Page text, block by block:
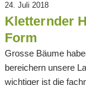
24. Juli 2018
Kletternder
Form
Grosse Bäume
bereichern unsere
wichtiger ist die